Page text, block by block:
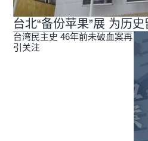
台北“备份苹果
台湾民主史 46年前未破血案再
引关注